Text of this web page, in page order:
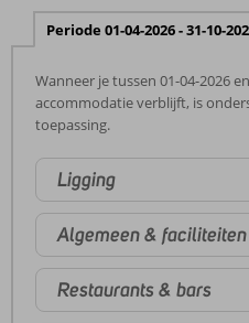
Periode 01-04-2026 - 31-10-
Wanneer je tussen 01-04-2026
accommodatie verblijft, is
toepassing.
Ligging
Algemeen & faciliteiten
Restaurants & bars